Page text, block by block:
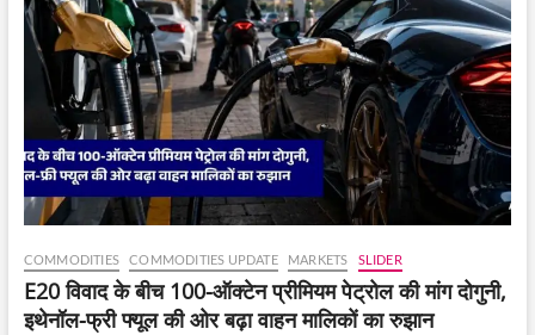
COMMODITIES COMMODITIES UPDATE MARKETS SLIDER
E20 विवाद के बीच 100-ऑक्टेन प्रीमियम पेट्रोल की मांग दोगुनी,
इथेनॉल-फ्री फ्यूल की ओर बढ़ा वाहन मालिकों का रुझान